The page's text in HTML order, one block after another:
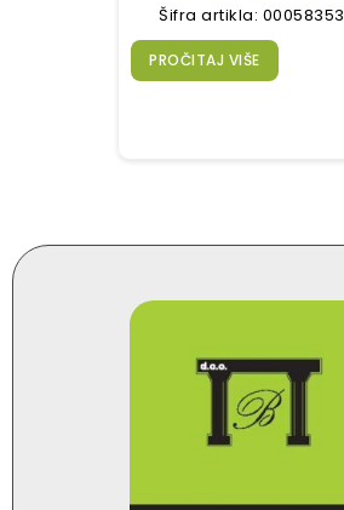
Šifra artikla: 00058353
PROČITAJ VIŠE